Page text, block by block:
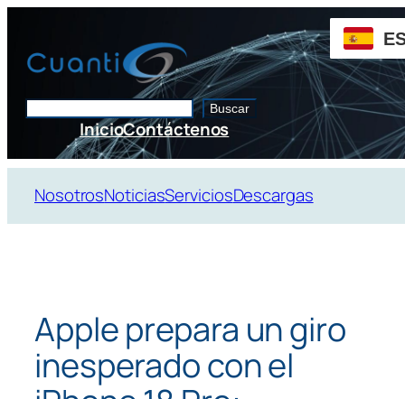
contenido
Buscar
Buscar
InicioContáctenos
NosotrosNoticiasServiciosDescargas
Apple prepara un giro
inesperado con el